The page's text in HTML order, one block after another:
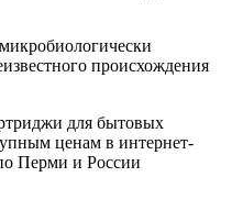
происхождения
для бытовых
ценам в интернет-
Перми и России